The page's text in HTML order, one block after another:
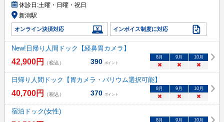
休診日:土曜・日曜・祝日
新潟駅
オンライン決済対応 インボイス制度に対応
New!日帰り人間ドック【経鼻胃カメラ】
42,900円 （税込） 390 ポイント
8月 9月 10月
× × ×
日帰り人間ドック【胃カメラ・バリウム選択可能】
40,700円 （税込） 370 ポイント
8月 9月 10月
× × ×
宿泊ドック(女性)
8月 9月 10月